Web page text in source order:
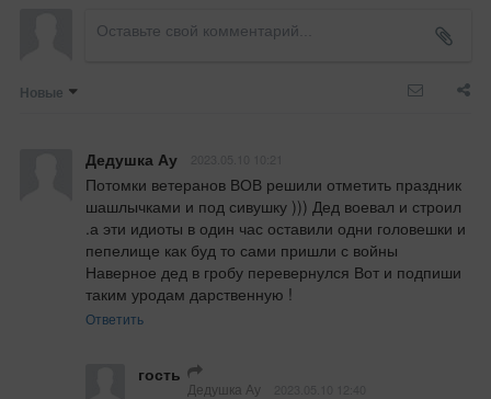
Новые
Дедушка Ау
Потомки ветеранов ВОВ решили отметить праздник
шашлычками и под сивушку ))) Дед воевал и строил
.а эти идиоты в один час оставили одни головешки и
пепелище как буд то сами пришли с войны
Наверное дед в гробу перевернулся Вот и подпиши
таким уродам дарственную !
Ответить
гость
Дедушка Ау